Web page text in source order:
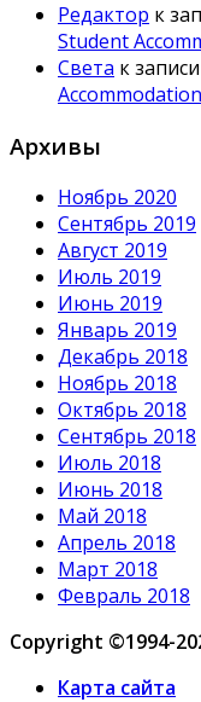
Редактор к
Student
Света к записи
Архивы
Ноябрь 2020
Сентябрь 2019
Август 2019
Июль 2019
Июнь 2019
Январь 2019
Декабрь 2018
Ноябрь 2018
Октябрь 2018
Сентябрь 2018
Июль 2018
Июнь 2018
Май 2018
Апрель 2018
Март 2018
Февраль 2018
Copyright ©1994-
Карта сайта